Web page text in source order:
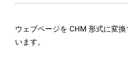
ウェブページを CHM 形式に変
います。